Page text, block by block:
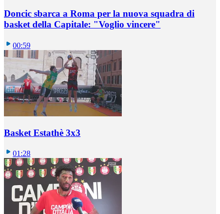
Doncic sbarca a Roma per la nuova squadra di
basket della Capitale: "Voglio vincere"
00:59
Basket Estathè 3x3
01:28